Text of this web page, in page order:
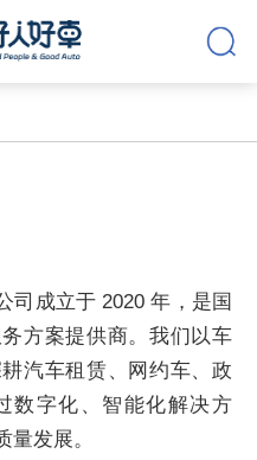
司成立于 2020 年，是国
方案提供商。我们以车
汽车租赁、网约车、政
数字化、智能化解决方
发展。